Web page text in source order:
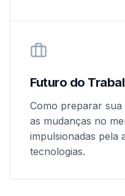
Futuro do
Como preparar sua
as mudanças no
impulsionadas pela
tecnologias.